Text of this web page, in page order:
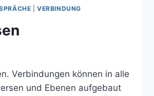
|VERBINDUNG
Verbindungen können in alle
und Ebenen aufgebaut